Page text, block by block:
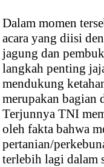
Dalam momen
acara yang diisi
jagung dan
langkah penting
mendukung
merupakan bagian
Terjunnya TNI
oleh fakta bahwa
pertanian/
terlebih lagi dalam